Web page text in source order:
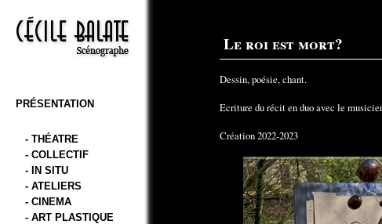
PRÉSENTATION
- THÉATRE
- COLLECTIF
- IN SITU
- ATELIERS
- CINEMA
- ART PLASTIQUE
Le roi est mort?
Dessin, poésie, chant.
Ecriture du récit en duo avec le
Création 2022-2023